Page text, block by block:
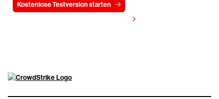
Kostenlose Testversion starten